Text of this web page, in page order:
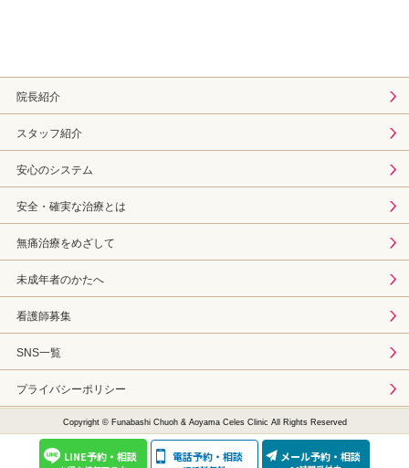
院長紹介
スタッフ紹介
安心のシステム
安全・確実な治療とは
無痛治療をめざして
未成年者のかたへ
看護師募集
SNS一覧
プライバシーポリシー
Copyright © Funabashi Chuoh & Aoyama Celes Clinic All Rights Reserved
LINE予約・相談 電話予約・相談 メール予約・相談